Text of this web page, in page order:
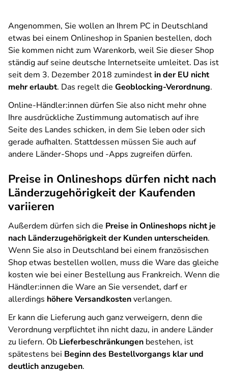
Angenommen, Sie wollen an Ihrem PC in Deutschland
etwas bei einem Onlineshop in Spanien bestellen, doch
Sie kommen nicht zum Warenkorb, weil Sie dieser Shop
ständig auf seine deutsche Internetseite umleitet. Das ist
seit dem 3. Dezember 2018 zumindestin der EU nicht
mehr erlaubt. Das regelt die Geoblocking-Verordnung.
Online-Händler:innen dürfen Sie also nicht mehr ohne
Ihre ausdrückliche Zustimmung automatisch auf ihre
Seite des Landes schicken, in dem Sie leben oder sich
gerade aufhalten. Stattdessen müssen Sie auch auf
andere Länder-Shops und -Apps zugreifen dürfen.
Preise in Onlineshops dürfen nicht nach
Länderzugehörigkeit der Kaufenden
variieren
Außerdem dürfen sich die Preise in Onlineshops nicht je
nach Länderzugehörigkeit der Kunden unterscheiden.
Wenn Sie also in Deutschland bei einem französischen
Shop etwas bestellen wollen, muss die Ware das gleiche
kosten wie bei einer Bestellung aus Frankreich. Wenn die
Händler:innen die Ware an Sie versendet, darf er
allerdings höhere Versandkostenverlangen.
Er kann die Lieferung auch ganz verweigern, denn die
Verordnung verpflichtet ihn nicht dazu, in andere Länder
zu liefern. Ob Lieferbeschränkungen bestehen, ist
spätestens bei Beginn des Bestellvorgangs klar und
deutlich anzugeben.